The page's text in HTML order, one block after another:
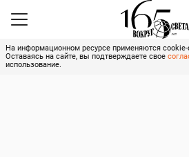
На информационном ресурсе применяются
Оставаясь на сайте, вы подтверждаете свое
использование.